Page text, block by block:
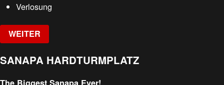
Verlosung
WEITER
SANAPA HARDTURMPLATZ